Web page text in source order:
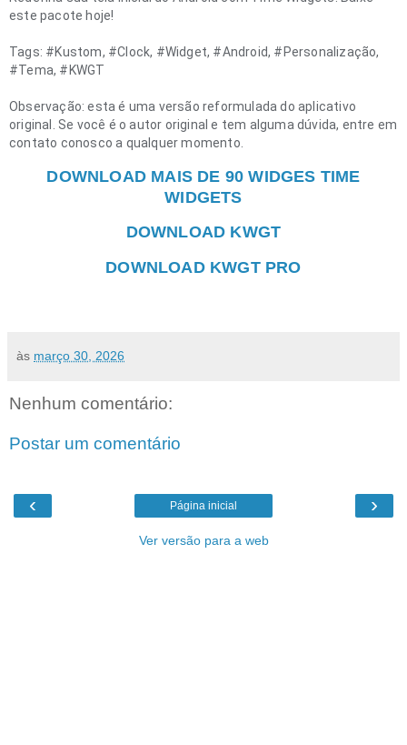
este pacote hoje!
Tags: #Kustom, #Clock, #Widget, #Android, #Personalização,
#Tema, #KWGT
Observação: esta é uma versão reformulada do aplicativo
original. Se você é o autor original e tem alguma dúvida, entre em
contato conosco a qualquer momento.
DOWNLOAD MAIS DE 90 WIDGES TIME
WIDGETS
DOWNLOAD KWGT
DOWNLOAD KWGT PRO
às março 30, 2026
Nenhum comentário:
Postar um comentário
‹ ›
Página inicial
Ver versão para a web